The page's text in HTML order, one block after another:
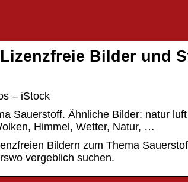
Bilder und
– iStock
Sauerstoff. Ähnliche Bilder: natur
Himmel, Wetter, Natur, …
Bildern zum Thema
vergeblich suchen.